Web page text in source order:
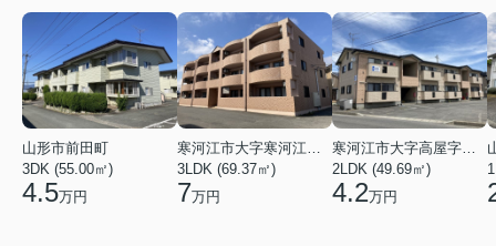
山形市前田町
3DK (55.00㎡)
4.5万円
3LDK (69.37㎡)
7万円
2LDK (49.69㎡)
4.2万円